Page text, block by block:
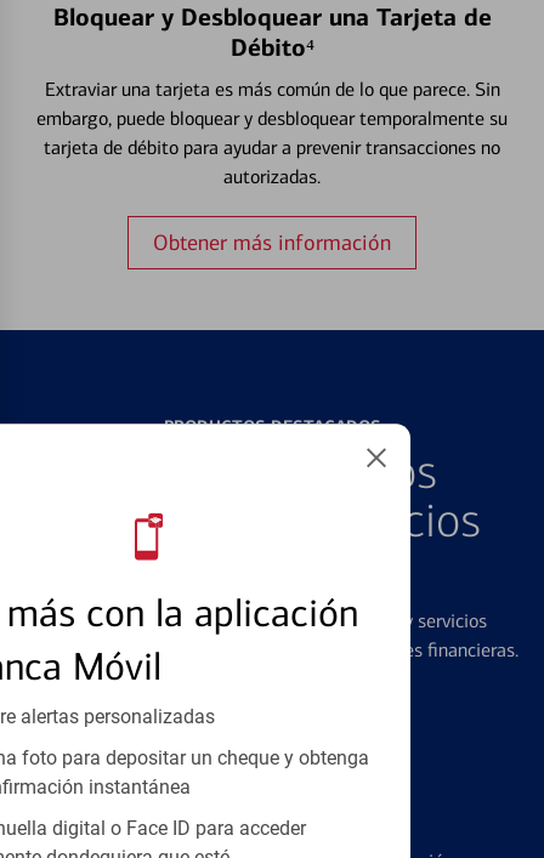
con la aplicación
Móvil
alertas personalizadas
foto para depositar un cheque y obtenga
instantánea
digital o Face ID para acceder
Bloquear y Desbloquear una Tarjeta de
Débito⁴
Extraviar una tarjeta es más común de lo que parece. Sin
embargo, puede bloquear y desbloquear temporalmente su
tarjeta de débito para ayudar a prevenir transacciones no
autorizadas.
Obtener más información
PRODUCTOS DESTACADOS
Explore Nuestros
Productos y Servicios
Destacados
Ofrecemos una amplia gama de productos y servicios
diseñados para ayudar con todas sus necesidades financieras.
Tarjetas de Crédito